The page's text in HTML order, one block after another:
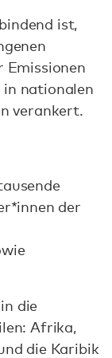
ist,
Emissionen
in nationalen
verankert.
der
die
Afrika,
die Karibik